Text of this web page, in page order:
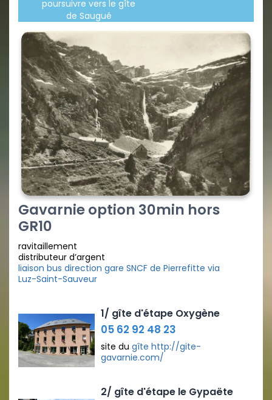
poursuivre vers le gîte
de Saugué
Gavarnie option 30min hors
GR10
ravitaillement
distributeur d’argent
liaison bus direction gare SNCF de Pierrefitte via
Luz-Saint-Sauveur
1/ gîte d'étape Oxygène
05 62 92 48 23
site du gîte http://gite-
gavarnie.com/
2/ gîte d'étape le Gypaëte